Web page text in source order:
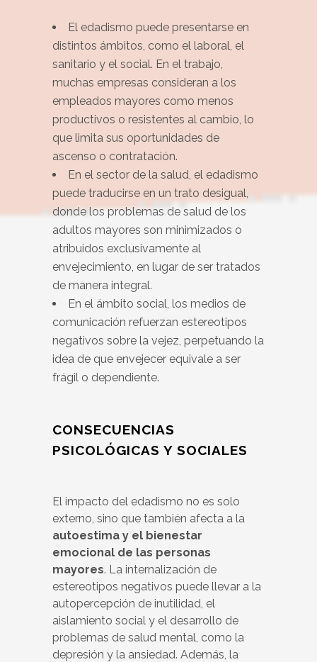
El edadismo puede presentarse en
distintos ámbitos, como el laboral, el
sanitario y el social. En el trabajo,
muchas empresas consideran a los
empleados mayores como menos
productivos o resistentes al cambio, lo
que limita sus oportunidades de
ascenso o contratación.
En el sector de la salud, el edadismo
puede traducirse en un trato desigual,
donde los problemas de salud de los
adultos mayores son minimizados o
atribuidos exclusivamente al
envejecimiento, en lugar de ser tratados
de manera integral.
En el ámbito social, los medios de
comunicación refuerzan estereotipos
negativos sobre la vejez, perpetuando la
idea de que envejecer equivale a ser
frágil o dependiente.
CONSECUENCIAS
PSICOLÓGICAS Y SOCIALES
El impacto del edadismo no es solo
externo, sino que también afecta a la
autoestima y el bienestar
emocional de las personas
mayores. La internalización de
estereotipos negativos puede llevar a la
autopercepción de inutilidad, el
aislamiento social y el desarrollo de
problemas de salud mental, como la
depresión y la ansiedad. Además, la